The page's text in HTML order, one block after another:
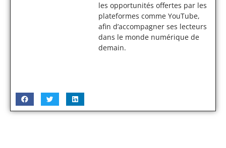
les opportunités offertes par les
plateformes comme YouTube,
afin d’accompagner ses lecteurs
dans le monde numérique de
demain.